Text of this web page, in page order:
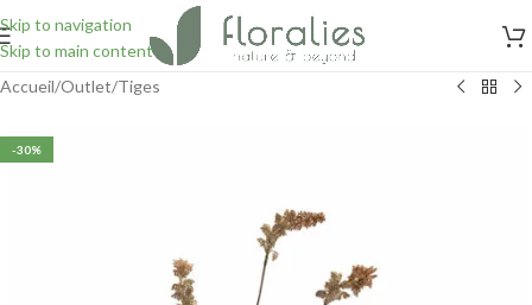
Skip to navigation
Skip to main content
Accueil/Outlet/Tiges
-30%